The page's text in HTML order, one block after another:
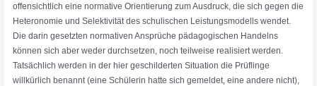
offensichtlich eine normative Orientierung zum Ausdruck, die sich gegen die
Heteronomie und Selektivität des schulischen Leistungsmodells wendet.
Die darin gesetzten normativen Ansprüche pädagogischen Handelns
können sich aber weder durchsetzen, noch teilweise realisiert werden.
Tatsächlich werden in der hier geschilderten Situation die Prüflinge
willkürlich benannt (eine Schülerin hatte sich gemeldet, eine andere nicht),